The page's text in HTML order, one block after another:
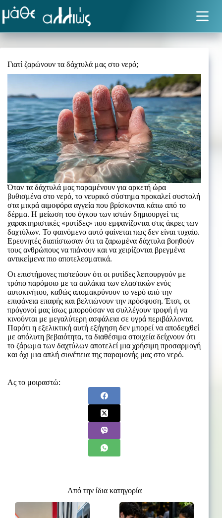
στο
περιεχόμενο
Γιατί ζαρώνουν τα δάχτυλά μας στο νερό;
Όταν τα δάχτυλά μας παραμένουν για αρκετή ώρα
βυθισμένα στο νερό, το νευρικό σύστημα προκαλεί συστολή
στα μικρά αιμοφόρα αγγεία που βρίσκονται κάτω από το
δέρμα. Η μείωση του όγκου των ιστών δημιουργεί τις
χαρακτηριστικές «ρυτίδες» που εμφανίζονται στις άκρες των
δαχτύλων. Το φαινόμενο αυτό φαίνεται πως δεν είναι τυχαίο.
Ερευνητές διαπίστωσαν ότι τα ζαρωμένα δάχτυλα βοηθούν
τους ανθρώπους να πιάνουν και να χειρίζονται βρεγμένα
αντικείμενα πιο αποτελεσματικά.
Οι επιστήμονες πιστεύουν ότι οι ρυτίδες λειτουργούν με
τρόπο παρόμοιο με τα αυλάκια των ελαστικών ενός
αυτοκινήτου, καθώς απομακρύνουν το νερό από την
επιφάνεια επαφής και βελτιώνουν την πρόσφυση. Έτσι, οι
πρόγονοί μας ίσως μπορούσαν να συλλέγουν τροφή ή να
κινούνται με μεγαλύτερη ασφάλεια σε υγρά περιβάλλοντα.
Παρότι η εξελικτική αυτή εξήγηση δεν μπορεί να αποδειχθεί
με απόλυτη βεβαιότητα, τα διαθέσιμα στοιχεία δείχνουν ότι
το ζάρωμα των δαχτύλων αποτελεί μια χρήσιμη προσαρμογή
και όχι μια απλή συνέπεια της παραμονής μας στο νερό.
Ας το μοιραστώ:
Από την ίδια κατηγορία